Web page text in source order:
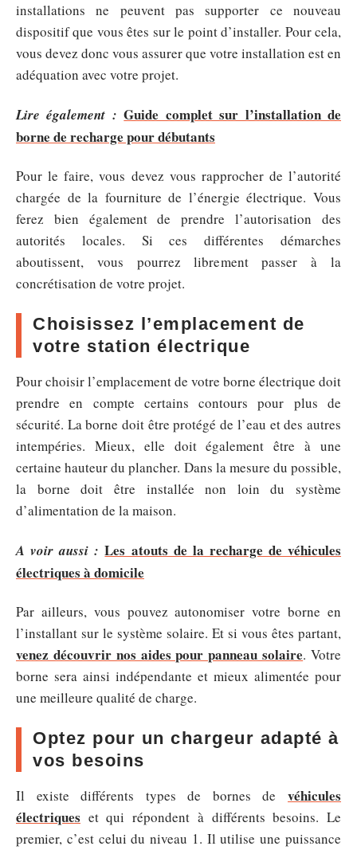
installations ne peuvent pas supporter ce nouveau
dispositif que vous êtes sur le point d’installer. Pour cela,
vous devez donc vous assurer que votre installation est en
adéquation avec votre projet.
Lire également : Guide complet sur l’installation de
borne de recharge pour débutants
Pour le faire, vous devez vous rapprocher de l’autorité
chargée de la fourniture de l’énergie électrique. Vous
ferez bien également de prendre l’autorisation des
autorités locales. Si ces différentes démarches
aboutissent, vous pourrez librement passer à la
concrétisation de votre projet.
Choisissez l’emplacement de
votre station électrique
Pour choisir l’emplacement de votre borne électrique doit
prendre en compte certains contours pour plus de
sécurité. La borne doit être protégé de l’eau et des autres
intempéries. Mieux, elle doit également être à une
certaine hauteur du plancher. Dans la mesure du possible,
la borne doit être installée non loin du système
d’alimentation de la maison.
A voir aussi : Les atouts de la recharge de véhicules
électriques à domicile
Par ailleurs, vous pouvez autonomiser votre borne en
l’installant sur le système solaire. Et si vous êtes partant,
venez découvrir nos aides pour panneau solaire. Votre
borne sera ainsi indépendante et mieux alimentée pour
une meilleure qualité de charge.
Optez pour un chargeur adapté à
vos besoins
Il existe différents types de bornes de véhicules
électriques et qui répondent à différents besoins. Le
premier, c’est celui du niveau 1. Il utilise une puissance